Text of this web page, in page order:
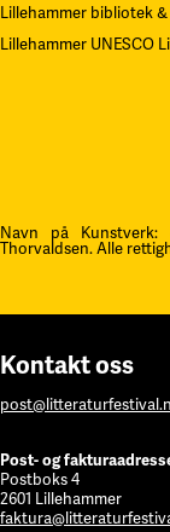
Lillehammer bibliotek
Lillehammer UNESCO
Navn på Kunstverk:
Thorvaldsen. Alle
Kontakt oss
Post- og
Postboks 4
2601 Lillehammer